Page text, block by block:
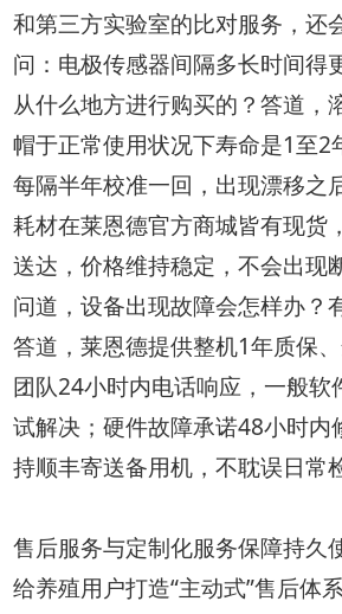
和第三方实验室的比对服务，还
问：电极传感器间隔多长时间得
从什么地方进行购买的？答道，
帽于正常使用状况下寿命是1至2
每隔半年校准一回，出现漂移之
耗材在莱恩德官方商城皆有现货
送达，价格维持稳定，不会出现
问道，设备出现故障会怎样办？
答道，莱恩德提供整机1年质保
团队24小时内电话响应，一般软
试解决；硬件故障承诺48小时内
持顺丰寄送备用机，不耽误日常
售后服务与定制化服务保障持久
给养殖用户打造“主动式”售后体